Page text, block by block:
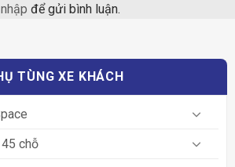
TÙNG XE KHÁCH
chỗ
để gửi bình luận.